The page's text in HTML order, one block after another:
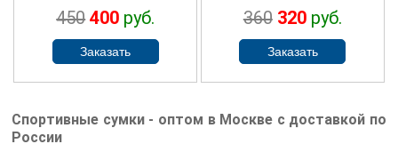
450 400 руб. 360 320руб.
Спортивные сумки - оптом в Москве с доставкой по
России